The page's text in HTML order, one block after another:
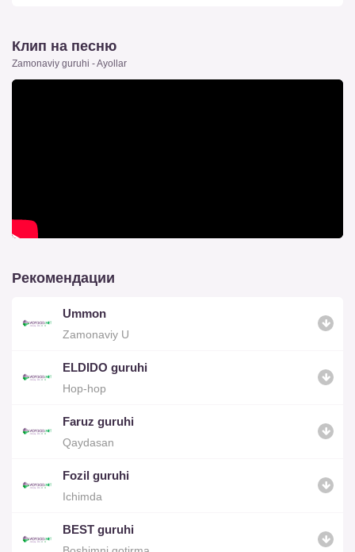
Клип на песню
Zamonaviy guruhi - Ayollar
Рекомендации
Ummon
Zamonaviy U
ELDIDO guruhi
Hop-hop
Faruz guruhi
Qaydasan
Fozil guruhi
Ichimda
BEST guruhi